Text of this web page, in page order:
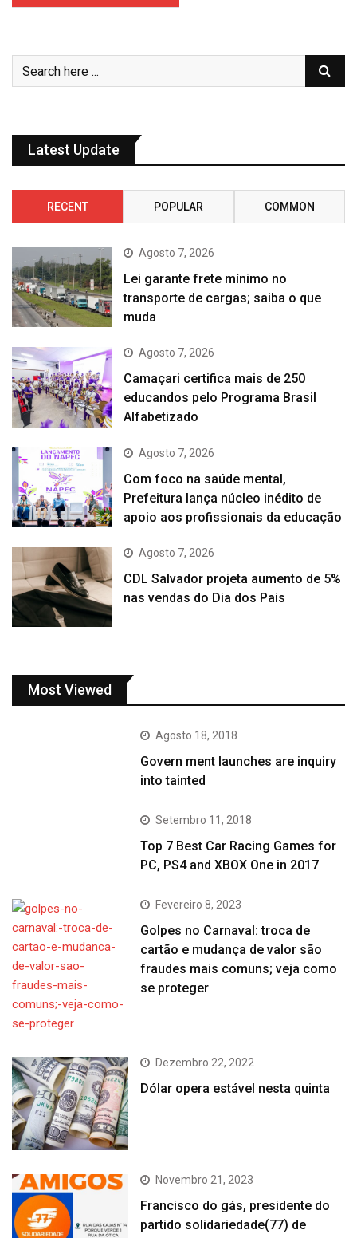
Latest Update
RECENT POPULAR COMMON
Agosto 7, 2026
Lei garante frete mínimo no
transporte de cargas; saiba o que
muda
Agosto 7, 2026
Camaçari certifica mais de 250
educandos pelo Programa Brasil
Alfabetizado
Agosto 7, 2026
Com foco na saúde mental,
Prefeitura lança núcleo inédito de
apoio aos profissionais da educação
Agosto 7, 2026
CDL Salvador projeta aumento de 5%
nas vendas do Dia dos Pais
Most Viewed
Agosto 18, 2018
Govern ment launches are inquiry
into tainted
Setembro 11, 2018
Top 7 Best Car Racing Games for
PC, PS4 and XBOX One in 2017
Fevereiro 8, 2023
Golpes no Carnaval: troca de
cartão e mudança de valor são
fraudes mais comuns; veja como
se proteger
Dezembro 22, 2022
Dólar opera estável nesta quinta
Novembro 21, 2023
Francisco do gás, presidente do
partido solidariedade(77) de